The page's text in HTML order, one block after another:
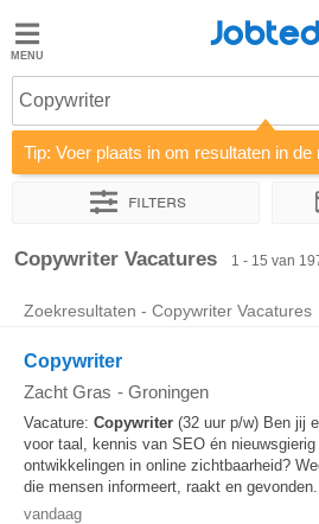
Jobted
Vacatures
Salarissen
Copywriter
Tip: Voer plaats in om resultaten in
Filters
Sorteer op Bedrijf
Copywriter Vacatures 1 - 15 van
Zoekresultaten - Copywriter Vacatures
Copywriter
Zacht Gras - Groningen
Vacature: Copywriter (32 uur p/w) Ben jij
voor taal, kennis van SEO én
ontwikkelingen in online zichtbaarheid?
die mensen informeert, raakt en
vandaag